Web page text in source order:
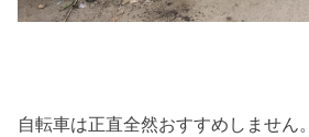
自転車は正直全然おすすめしません。